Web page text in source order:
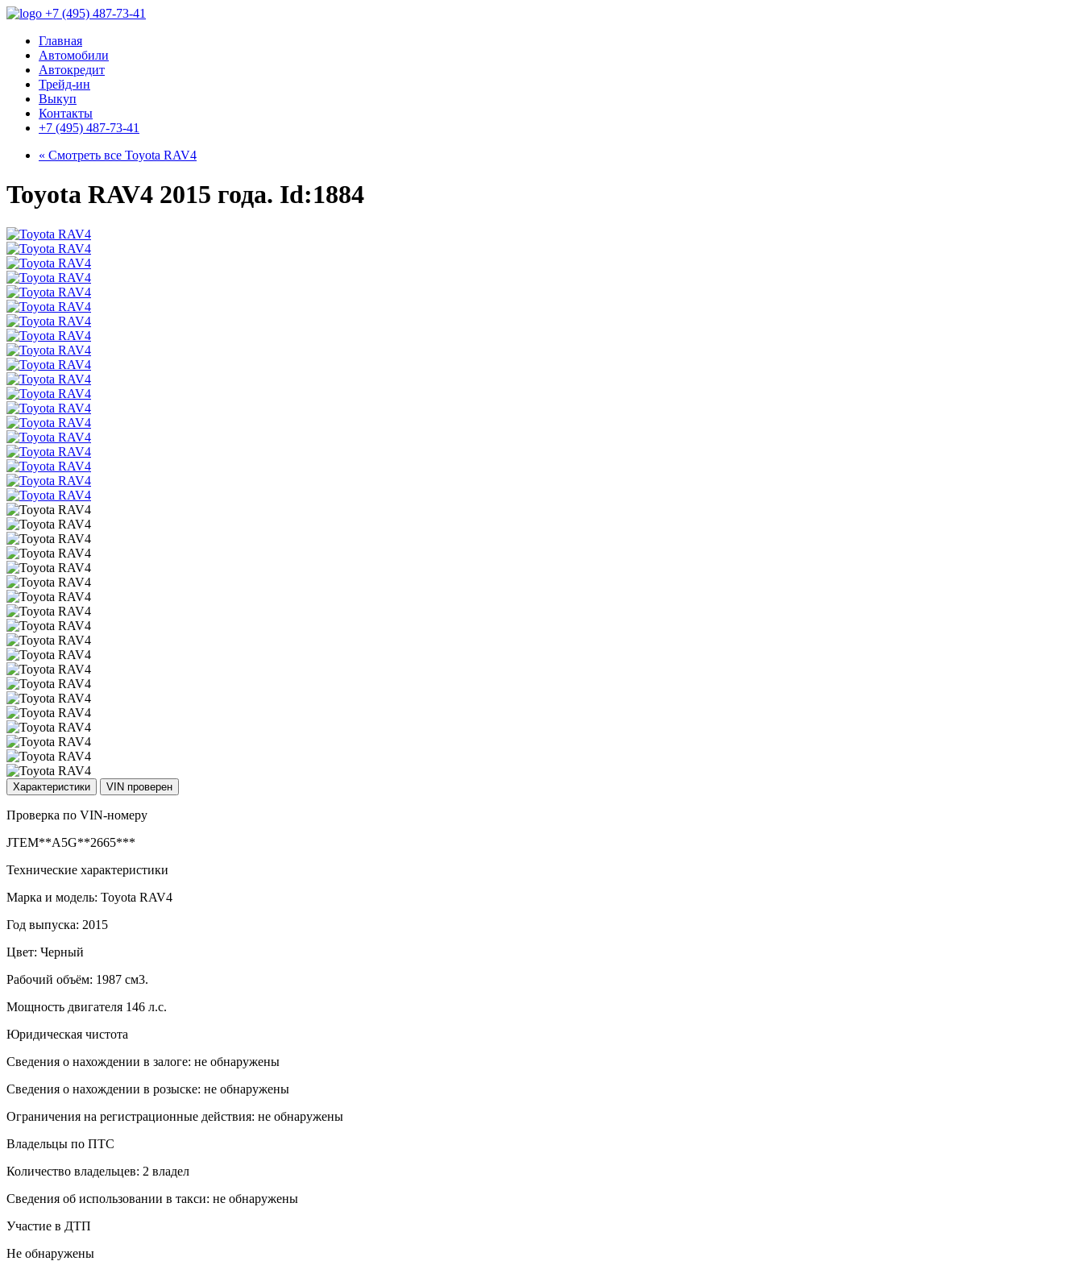
+7 (495) 487-73-41
Главная
Автомобили
Автокредит
Трейд-ин
Выкуп
Контакты
+7 (495) 487-73-41
« Смотреть все Toyota RAV4
Toyota RAV4 2015 года. Id:1884
Характеристики VIN проверен
Проверка по VIN-номеру
JTEM**A5G**2665***
Технические характеристики
Марка и модель: Toyota RAV4
Год выпуска: 2015
Цвет: Черный
Рабочий объём: 1987 см3.
Мощность двигателя 146 л.с.
Юридическая чистота
Сведения о нахождении в залоге: не обнаружены
Сведения о нахождении в розыске: не обнаружены
Ограничения на регистрационные действия: не обнаружены
Владельцы по ПТС
Количество владельцев: 2 владел
Сведения об использовании в такси: не обнаружены
Участие в ДТП
Не обнаружены